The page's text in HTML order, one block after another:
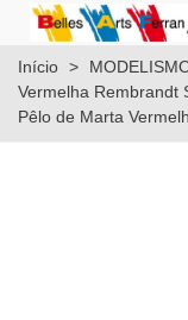
Início >
Vermelha Rembrandt
Pêlo de Marta